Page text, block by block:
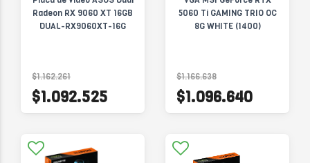
Radeon RX 9060 XT 16GB
DUAL-RX9060XT-16G
$1.162.261
$1.092.525
5060 Ti GAMING TRIO OC
8G WHITE (1400)
$1.166.638
$1.096.640